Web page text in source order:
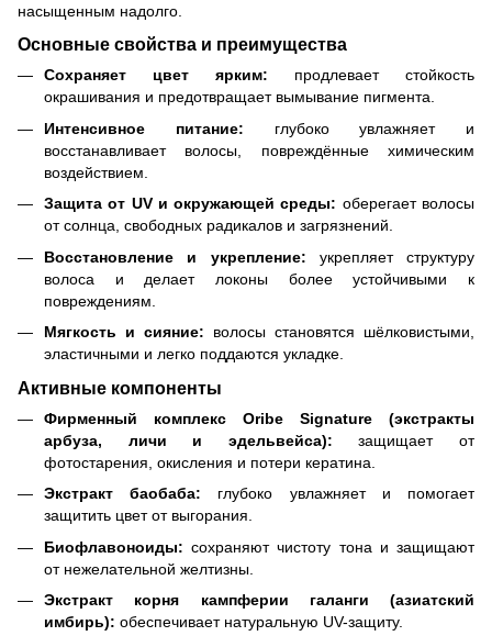
насыщенным надолго.
Основные свойства и преимущества
Сохраняет цвет ярким: продлевает стойкость
окрашивания и предотвращает вымывание пигмента.
Интенсивное питание: глубоко увлажняет и
восстанавливает волосы, повреждённые химическим
воздействием.
Защита от UV и окружающей среды: оберегает волосы
от солнца, свободных радикалов и загрязнений.
Восстановление и укрепление: укрепляет структуру
волоса и делает локоны более устойчивыми к
повреждениям.
Мягкость и сияние: волосы становятся шёлковистыми,
эластичными и легко поддаются укладке.
Активные компоненты
Фирменный комплекс Oribe Signature (экстракты
арбуза, личи и эдельвейса): защищает от
фотостарения, окисления и потери кератина.
Экстракт баобаба: глубоко увлажняет и помогает
защитить цвет от выгорания.
Биофлавоноиды: сохраняют чистоту тона и защищают
от нежелательной желтизны.
Экстракт корня кампферии галанги (азиатский
имбирь): обеспечивает натуральную UV-защиту.